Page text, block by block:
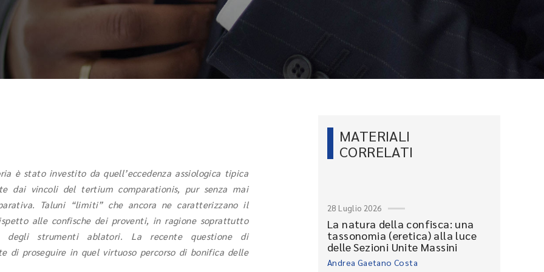
è stato investito da quell’eccedenza assiologica tipica
dai vincoli del tertium comparationis, pur senza mai
Taluni “limiti” che ancora ne caratterizzano il
alle confische dei proventi, in ragione soprattutto
degli strumenti ablatori. La recente questione di
proseguire in quel virtuoso percorso di bonifica delle
MATERIALI
CORRELATI
28 Luglio 2026
La natura della confisca: una
tassonomia (eretica) alla luce
delle Sezioni Unite Massini
Andrea Gaetano Costa